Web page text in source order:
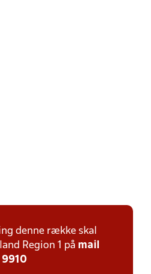
denne række skal
Region 1 på mail